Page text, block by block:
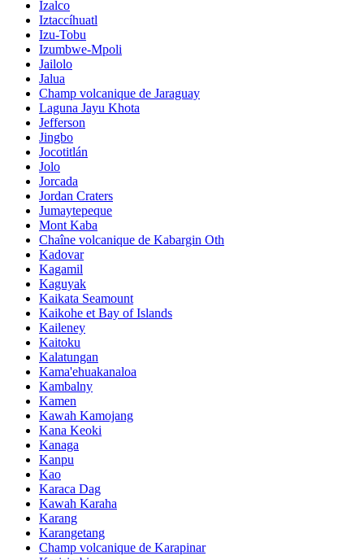
Izalco
Iztaccíhuatl
Izu-Tobu
Izumbwe-Mpoli
Jailolo
Jalua
Champ volcanique de Jaraguay
Laguna Jayu Khota
Jefferson
Jingbo
Jocotitlán
Jolo
Jorcada
Jordan Craters
Jumaytepeque
Mont Kaba
Chaîne volcanique de Kabargin Oth
Kadovar
Kagamil
Kaguyak
Kaikata Seamount
Kaikohe et Bay of Islands
Kaileney
Kaitoku
Kalatungan
Kama'ehuakanaloa
Kambalny
Kamen
Kawah Kamojang
Kana Keoki
Kanaga
Kanpu
Kao
Karaca Dag
Kawah Karaha
Karang
Karangetang
Champ volcanique de Karapinar